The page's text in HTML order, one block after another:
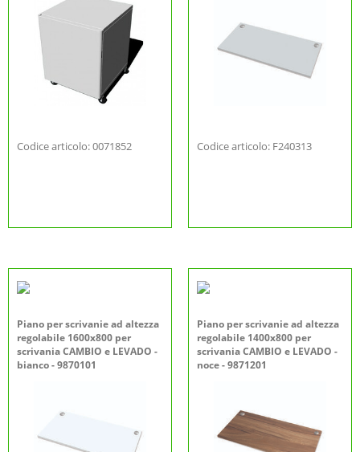
Codice articolo: 0071852 Codice articolo: F240313
Piano per scrivanie ad altezza
regolabile 1600x800 per
scrivania CAMBIO e LEVADO -
bianco - 9870101
Piano per scrivanie ad altezza
regolabile 1400x800 per
scrivania CAMBIO e LEVADO -
noce - 9871201